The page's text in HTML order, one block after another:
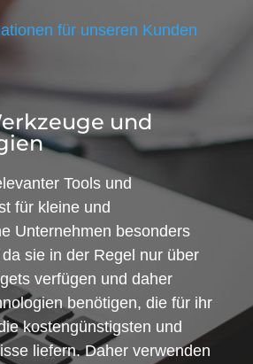
für unseren Kunden
und
Tools und
für kleine und
Unternehmen besonders
sie in der Regel nur über
verfügen und daher
benötigen, die für ihr
kostengünstigsten und
liefern. Daher verwenden